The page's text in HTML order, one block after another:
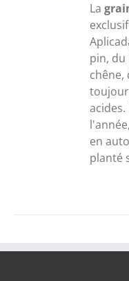
La
pin, du
chêne,
en
planté